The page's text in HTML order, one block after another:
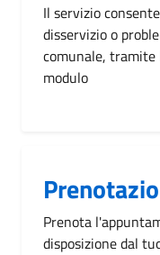
Il servizio
disservizio o
comunale, tramite
modulo
Prenota
disposizione dal